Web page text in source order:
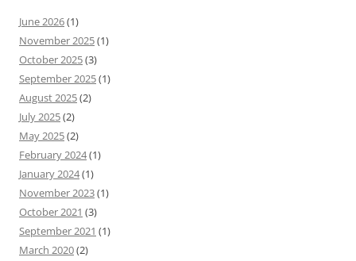
June 2026(1)
November 2025(1)
October 2025(3)
September 2025(1)
August 2025(2)
July 2025(2)
May 2025(2)
February 2024(1)
January 2024(1)
November 2023(1)
October 2021 (3)
September 2021 (1)
March 2020(2)